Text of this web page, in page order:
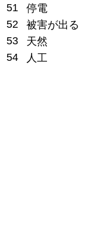
51
停電
52
被害が出る
53
天然
54
人工